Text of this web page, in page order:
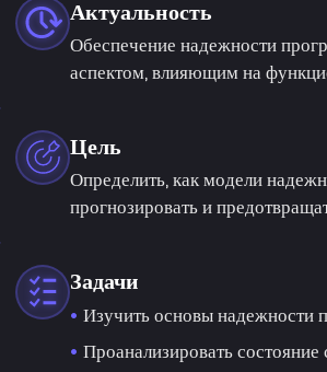
Актуальность
Обеспечение надежности
аспектом, влияющим на
Цель
Определить, как модели
прогнозировать и
Задачи
Изучить основы надежности
Проанализировать